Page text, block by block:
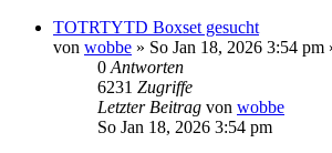
TOTRTYTD Boxset gesucht
von wobbe » So Jan 18, 2026 3:54 pm
0 Antworten
6231 Zugriffe
Letzter Beitrag von wobbe
So Jan 18, 2026 3:54 pm